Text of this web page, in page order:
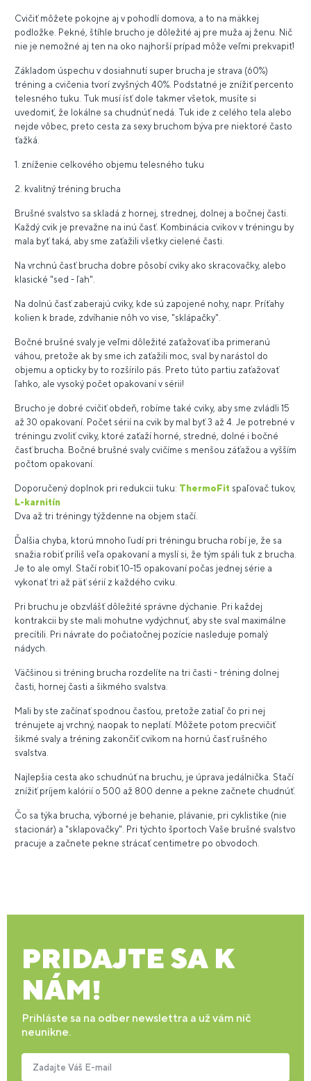
Cvičiť môžete pokojne aj v pohodlí domova, a to na mäkkej
podložke. Pekné, štíhle brucho je dôležité aj pre muža aj ženu. Nič
nie je nemožné aj ten na oko najhorší prípad môže veľmi prekvapiť!
Základom úspechu v dosiahnutí super brucha je strava (60%)
tréning a cvičenia tvorí zvyšných 40%. Podstatné je znížiť percento
telesného tuku. Tuk musí ísť dole takmer všetok, musíte si
uvedomiť, že lokálne sa chudnúť nedá. Tuk ide z celého tela alebo
nejde vôbec, preto cesta za sexy bruchom býva pre niektoré často
ťažká.
1. zníženie celkového objemu telesného tuku
2. kvalitný tréning brucha
Brušné svalstvo sa skladá z hornej, strednej, dolnej a bočnej časti.
Každý cvik je prevažne na inú časť. Kombinácia cvikov v tréningu by
mala byť taká, aby sme zaťažili všetky cielené časti.
Na vrchnú časť brucha dobre pôsobí cviky ako skracovačky, alebo
klasické "sed - ľah".
Na dolnú časť zaberajú cviky, kde sú zapojené nohy, napr. Príťahy
kolien k brade, zdvíhanie nôh vo vise, "sklápačky".
Bočné brušné svaly je veľmi dôležité zaťažovať iba primeranú
váhou, pretože ak by sme ich zaťažili moc, sval by narástol do
objemu a opticky by to rozšírilo pás. Preto túto partiu zaťažovať
ľahko, ale vysoký počet opakovaní v sérii!
Brucho je dobré cvičiť obdeň, robíme také cviky, aby sme zvládli 15
až 30 opakovaní. Počet sérií na cvik by mal byť 3 až 4. Je potrebné v
tréningu zvoliť cviky, ktoré zaťaží horné, stredné, dolné i bočné
časť brucha. Bočné brušné svaly cvičíme s menšou záťažou a vyšším
počtom opakovaní.
Doporučený doplnok pri redukcii tuku: ThermoFit spaľovač tukov,
L-karnitín
Dva až tri tréningy týždenne na objem stačí.
Ďalšia chyba, ktorú mnoho ľudí pri tréningu brucha robí je, že sa
snažia robiť príliš veľa opakovaní a myslí si, že tým spáli tuk z brucha.
Je to ale omyl. Stačí robiť 10-15 opakovaní počas jednej série a
vykonať tri až päť sérií z každého cviku.
Pri bruchu je obzvlášť dôležité správne dýchanie. Pri každej
kontrakcii by ste mali mohutne vydýchnuť, aby ste sval maximálne
precítili. Pri návrate do počiatočnej pozície nasleduje pomalý
nádych.
Väčšinou si tréning brucha rozdelíte na tri časti - tréning dolnej
časti, hornej časti a šikmého svalstva.
Mali by ste začínať spodnou časťou, pretože zatiaľ čo pri nej
trénujete aj vrchný, naopak to neplatí. Môžete potom precvičiť
šikmé svaly a tréning zakončiť cvikom na hornú časť rušného
svalstva.
Najlepšia cesta ako schudnúť na bruchu, je úprava jedálnička. Stačí
znížiť príjem kalórií o 500 až 800 denne a pekne začnete chudnúť.
Čo sa týka brucha, výborné je behanie, plávanie, pri cyklistike (nie
stacionár) a "sklapovačky". Pri týchto športoch Vaše brušné svalstvo
pracuje a začnete pekne strácať centimetre po obvodoch.
PRIDAJTE SA K
NÁM!
Prihláste sa na odber newslettra a už vám nič
neunikne.
Zadajte Váš E-mail